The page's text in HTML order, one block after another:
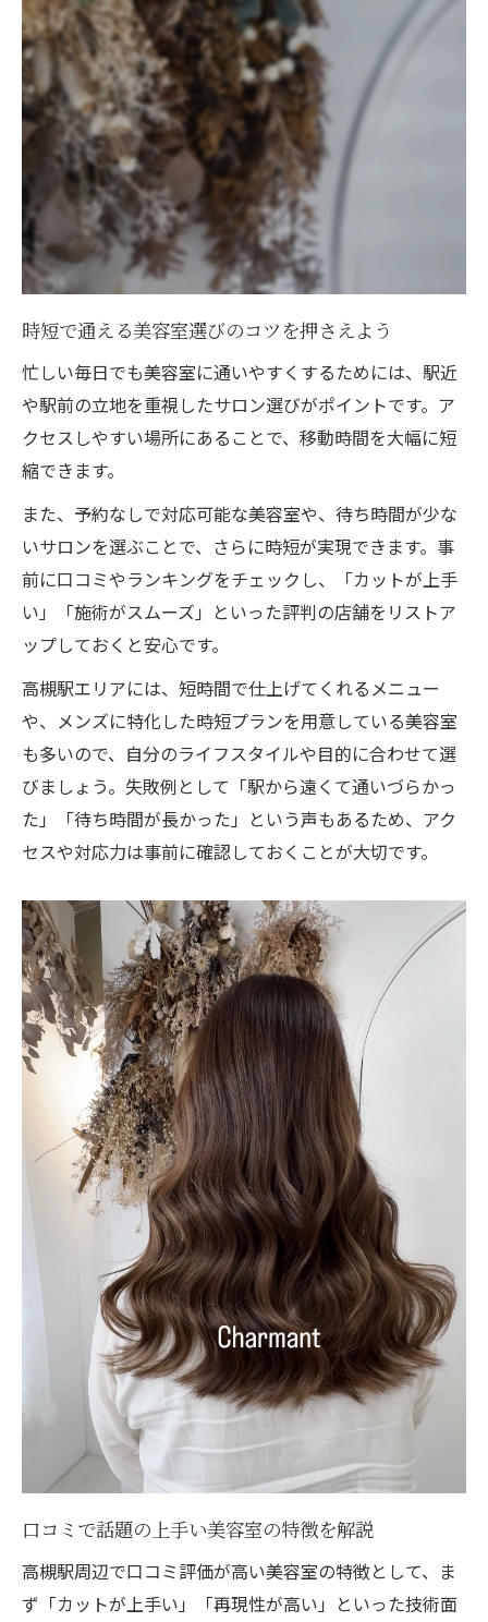
時短で通える美容室選びのコツを押さえよう
忙しい毎日でも美容室に通いやすくするためには、駅近
や駅前の立地を重視したサロン選びがポイントです。ア
クセスしやすい場所にあることで、移動時間を大幅に短
縮できます。
また、予約なしで対応可能な美容室や、待ち時間が少な
いサロンを選ぶことで、さらに時短が実現できます。事
前に口コミやランキングをチェックし、「カットが上手
い」「施術がスムーズ」といった評判の店舗をリストア
ップしておくと安心です。
高槻駅エリアには、短時間で仕上げてくれるメニュー
や、メンズに特化した時短プランを用意している美容室
も多いので、自分のライフスタイルや目的に合わせて選
びましょう。失敗例として「駅から遠くて通いづらかっ
た」「待ち時間が長かった」という声もあるため、アク
セスや対応力は事前に確認しておくことが大切です。
口コミで話題の上手い美容室の特徴を解説
高槻駅周辺で口コミ評価が高い美容室の特徴として、ま
ず「カットが上手い」「再現性が高い」といった技術面